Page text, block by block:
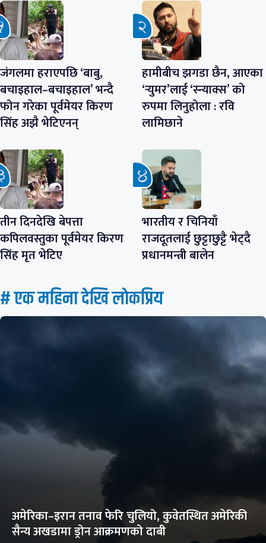
जंगलमा हराएपछि ‘बाबु,
बचाइहाल–बचाइहाल’ भन्दै
फोन गरेका पूर्वमेयर किरण
सिंह अझै भेटिएनन्
हामीबीच झगडा छैन, आएका
‘र्‍युमर’लाई ‘स्न्याक्स’ को
रुपमा लिनुहोला : रवि
लामिछाने
तीन दिनदेखि बेपत्ता
कपिलवस्तुका पूर्वमेयर किरण
सिंह मृत भेटिए
भारतीय र चिनियाँ
राजदूतलाई छुट्टाछुट्टै भेट्दै
प्रधानमन्त्री बालेन
# एक महिना देखि लाेकप्रिय
अमेरिका–इरान तनाव फेरि चुलियो, कुवेतस्थित अमेरिकी
सैन्य अखडामा ड्रोन आक्रमणको दाबी